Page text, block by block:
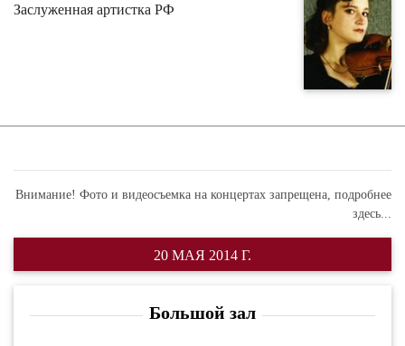
Заслуженная артистка РФ
Внимание! Фото и видеосъемка на концертах запрещена, подробнее
здесь...
20 МАЯ 2014 Г.
Большой зал